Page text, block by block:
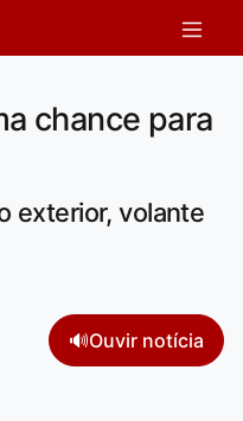
chance para
exterior, volante
🔊Ouvir notícia